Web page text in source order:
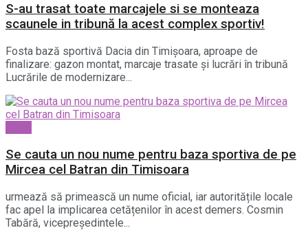
S-au trasat toate marcajele si se monteaza
scaunele in tribună la acest complex sportiv!
Fosta bază sportivă Dacia din Timișoara, aproape de
finalizare: gazon montat, marcaje trasate și lucrări în tribună
Lucrările de modernizare...
Se cauta un nou nume pentru baza sportiva de pe
Mircea cel Batran din Timisoara
urmează să primească un nume oficial, iar autoritățile locale
fac apel la implicarea cetățenilor în acest demers. Cosmin
Tabără, vicepreședintele...